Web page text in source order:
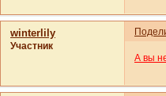
winterlily
Участник
А вы